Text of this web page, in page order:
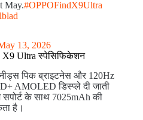
May.#OPPOFindX9Ultra
13, 2026
X9 Ultra स्पेसिफिकेशन
पिक ब्राइटनेस और 120Hz
AMOLED डिस्प्ले दी जाती
सपोर्ट के साथ 7025mAh की
है।